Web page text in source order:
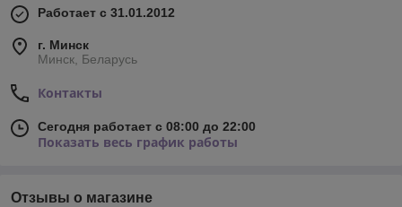
Работает с 31.01.2012
г. Минск
Минск, Беларусь
Контакты
Сегодня работает с 08:00 до 22:00
Показать весь график работы
Отзывы о магазине